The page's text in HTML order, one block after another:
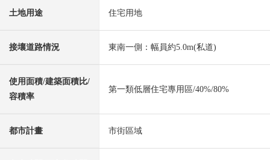
土地用途 住宅用地
接壤道路情況 東南一側：幅員約5.0m(私道)
使用面積/建築面積比/
容積率
第一類低層住宅專用區/40%/80%
都市計畫 市街區域